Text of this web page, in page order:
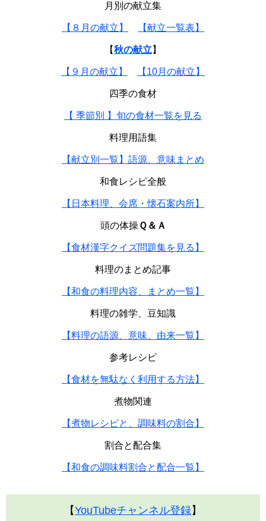
月別の献立集
【８月の献立】 【献立一覧表】
【秋の献立 】
【９月の献立】 【10月の献立】
四季の食材
【 季節別 】旬の食材一覧を見る
料理用語集
【献立別一覧】語源、意味まとめ
和食レシピ全般
【日本料理、会席・懐石案内所】
頭の体操Ｑ＆Ａ
【食材漢字クイズ問題集を見る】
料理のまとめ記事
【和食の料理内容、まとめ一覧】
料理の雑学、豆知識
【料理の語源、意味、由来一覧】
参考レシピ
【食材を無駄なく利用する方法】
煮物関連
【煮物レシピと、調味料の割合】
割合と配合集
【和食の調味料割合と配合一覧】
【YouTubeチャンネル登録】